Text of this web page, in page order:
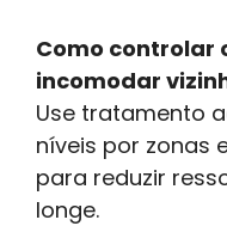
Como controlar
incomodar
Use tratamento
níveis por zonas
para reduzir
longe.